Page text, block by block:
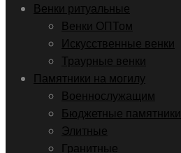
Венки ритуальные
Венки ОПТом
Искусственные венки
Траурные венки
Памятники на могилу
Военнослужащим
Бюджетные памятники
Элитные
Гранитные